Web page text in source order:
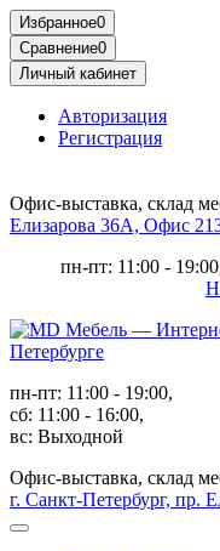
Избранное0
Сравнение0
Личный кабинет
Авторизация
Регистрация
Офис-выставка, склад
Елизарова 36А, Офис
пн-пт: 11:00 -
пн-пт: 11:00 - 19:00,
сб: 11:00 - 16:00,
вс: Выходной
Офис-выставка, склад
г. Санкт-Петербург, пр.